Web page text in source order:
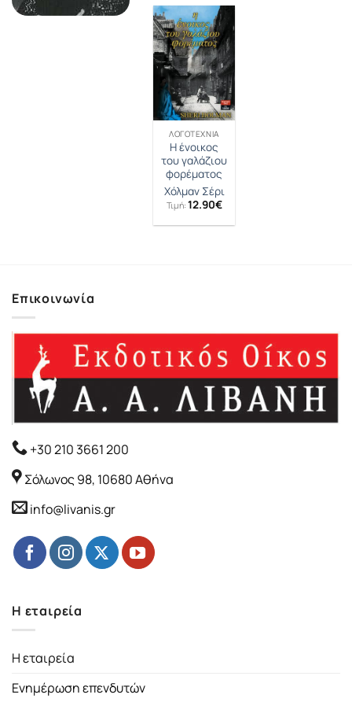
ΛΟΓΟΤΕΧΝΊΑ
Η ένοικος
του γαλάζιου
φορέματος
Χόλμαν Σέρι
Τιμή: 12.90€
Επικοινωνία
+30 210 3661 200
Σόλωνος 98, 10680 Αθήνα
info@livanis.gr
Η εταιρεία
Η εταιρεία
Ενημέρωση επενδυτών